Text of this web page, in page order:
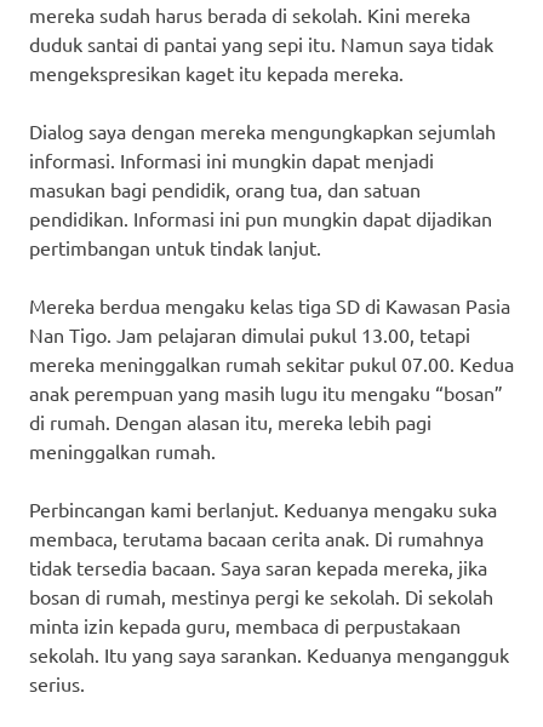
mereka sudah harus berada di sekolah. Kini mereka
duduk santai di pantai yang sepi itu. Namun saya tidak
mengekspresikan kaget itu kepada mereka.
Dialog saya dengan mereka mengungkapkan sejumlah
informasi. Informasi ini mungkin dapat menjadi
masukan bagi pendidik, orang tua, dan satuan
pendidikan. Informasi ini pun mungkin dapat dijadikan
pertimbangan untuk tindak lanjut.
Mereka berdua mengaku kelas tiga SD di Kawasan Pasia
Nan Tigo. Jam pelajaran dimulai pukul 13.00, tetapi
mereka meninggalkan rumah sekitar pukul 07.00. Kedua
anak perempuan yang masih lugu itu mengaku “bosan”
di rumah. Dengan alasan itu, mereka lebih pagi
meninggalkan rumah.
Perbincangan kami berlanjut. Keduanya mengaku suka
membaca, terutama bacaan cerita anak. Di rumahnya
tidak tersedia bacaan. Saya saran kepada mereka, jika
bosan di rumah, mestinya pergi ke sekolah. Di sekolah
minta izin kepada guru, membaca di perpustakaan
sekolah. Itu yang saya sarankan. Keduanya mengangguk
serius.